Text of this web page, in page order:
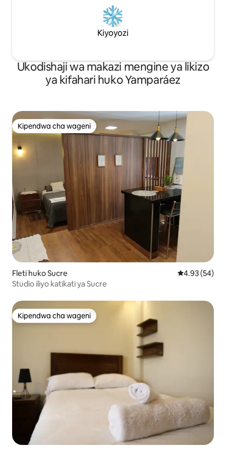
Kiyoyozi
Ukodishaji wa makazi mengine ya likizo
ya kifahari huko Yamparáez
Kipendwa cha wageni
Kipendwa cha wageni
Fleti huko Sucre Ukadiriaji wa
4.93 (54)
Studio iliyo katikati ya Sucre
Kipendwa cha wageni
Kipendwa cha wageni